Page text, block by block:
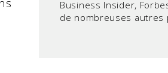
Business Insider,
de nombreuses autres